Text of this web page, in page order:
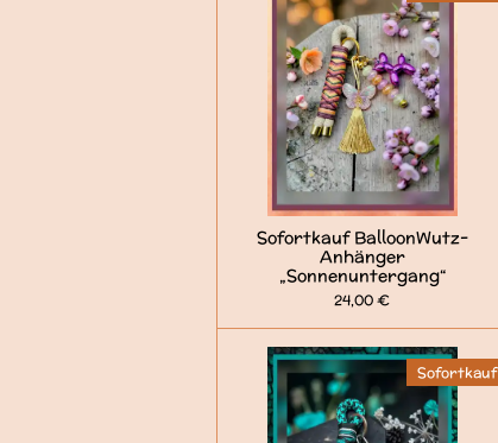
Sofortkauf BalloonWutz-
Anhänger
„Sonnenuntergang“
24,00 €
Sofortkauf